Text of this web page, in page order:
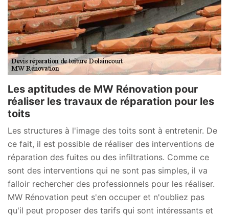
Les aptitudes de MW Rénovation pour
réaliser les travaux de réparation pour les
toits
Les structures à l'image des toits sont à entretenir. De
ce fait, il est possible de réaliser des interventions de
réparation des fuites ou des infiltrations. Comme ce
sont des interventions qui ne sont pas simples, il va
falloir rechercher des professionnels pour les réaliser.
MW Rénovation peut s'en occuper et n'oubliez pas
qu'il peut proposer des tarifs qui sont intéressants et